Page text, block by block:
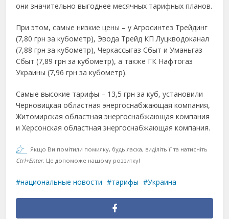
они значительно выгоднее месячных тарифных планов.
При этом, самые низкие цены – у Агросинтез Трейдинг
(7,80 грн за кубометр), Эвода Трейд КП Луцкводоканал
(7,88 грн за кубометр), Черкассыгаз Сбыт и Уманьгаз
Сбыт (7,89 грн за кубометр), а также ГК Нафтогаз
Украины (7,96 грн за кубометр).
Самые высокие тарифы – 13,5 грн за куб, установили
Черновицкая областная энергоснабжающая компания,
Житомирская областная энергоснабжающая компания
и Херсонская областная энергоснабжающая компания.
Якщо Ви помітили помилку, будь ласка, виділіть її та натисніть
Ctrl+Enter. Це допоможе нашому розвитку!
национальные новости тарифы Украина